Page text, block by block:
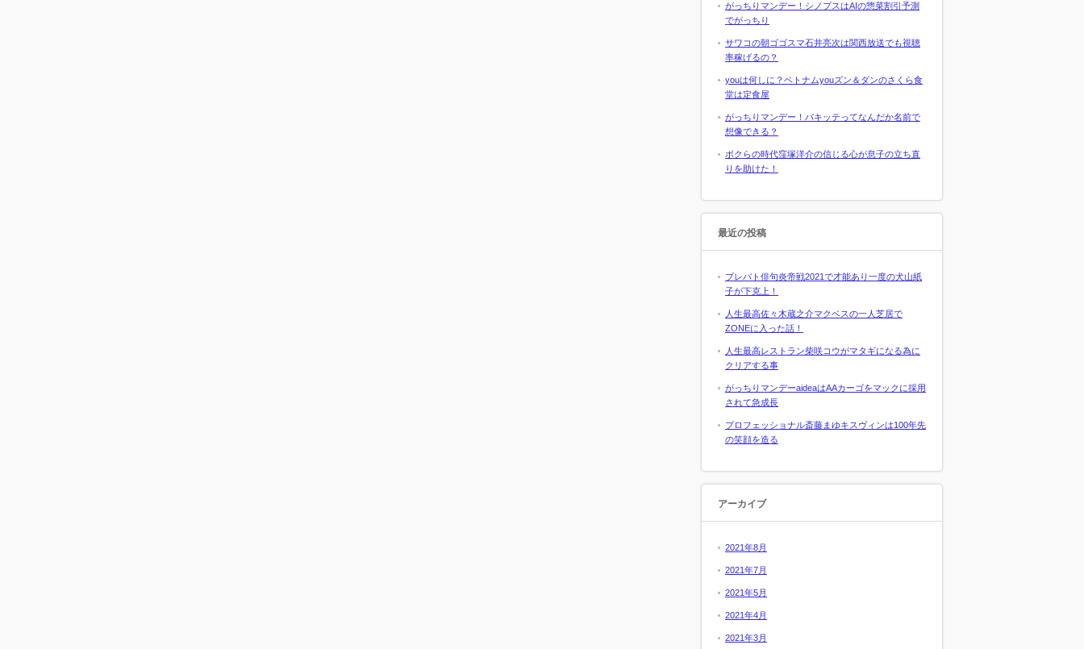
がっちりマンデー！シノプスはAIの惣菜割引予測
でがっちり
サワコの朝ゴゴスマ石井亮次は関西放送でも視聴
率稼げるの？
youは何しに？ベトナムyouズン＆ダンのさくら食
堂は定食屋
がっちりマンデー！パキッテってなんだか名前で
想像できる？
ボクらの時代窪塚洋介の信じる心が息子の立ち直
りを助けた！
最近の投稿
プレバト俳句炎帝戦2021で才能あり一度の犬山紙
子が下克上！
人生最高佐々木蔵之介マクベスの一人芝居で
ZONEに入った話！
人生最高レストラン柴咲コウがマタギになる為に
クリアする事
がっちりマンデーaideaはAAカーゴをマックに採用
されて急成長
プロフェッショナル斎藤まゆキスヴィンは100年先
の笑顔を造る
アーカイブ
2021年8月
2021年7月
2021年5月
2021年4月
2021年3月